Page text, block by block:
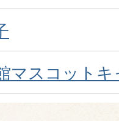
マスコット